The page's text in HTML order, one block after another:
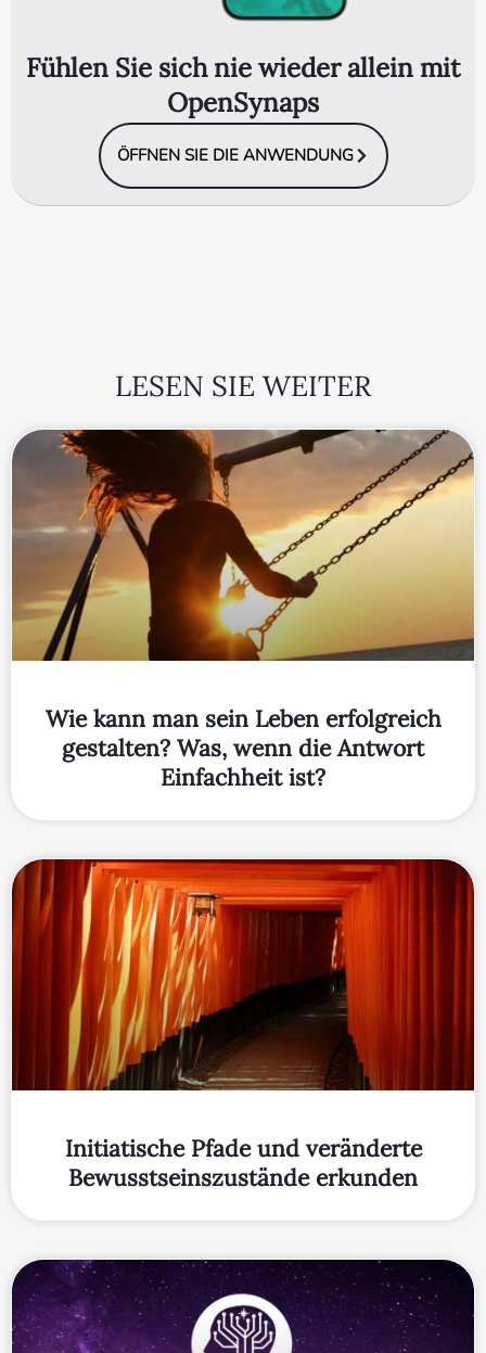
Fühlen Sie sich nie wieder allein mit
OpenSynaps
ÖFFNEN SIE DIE ANWENDUNG
LESEN SIE WEITER
Wie kann man sein Leben erfolgreich
gestalten? Was, wenn die Antwort
Einfachheit ist?
Initiatische Pfade und veränderte
Bewusstseinszustände erkunden